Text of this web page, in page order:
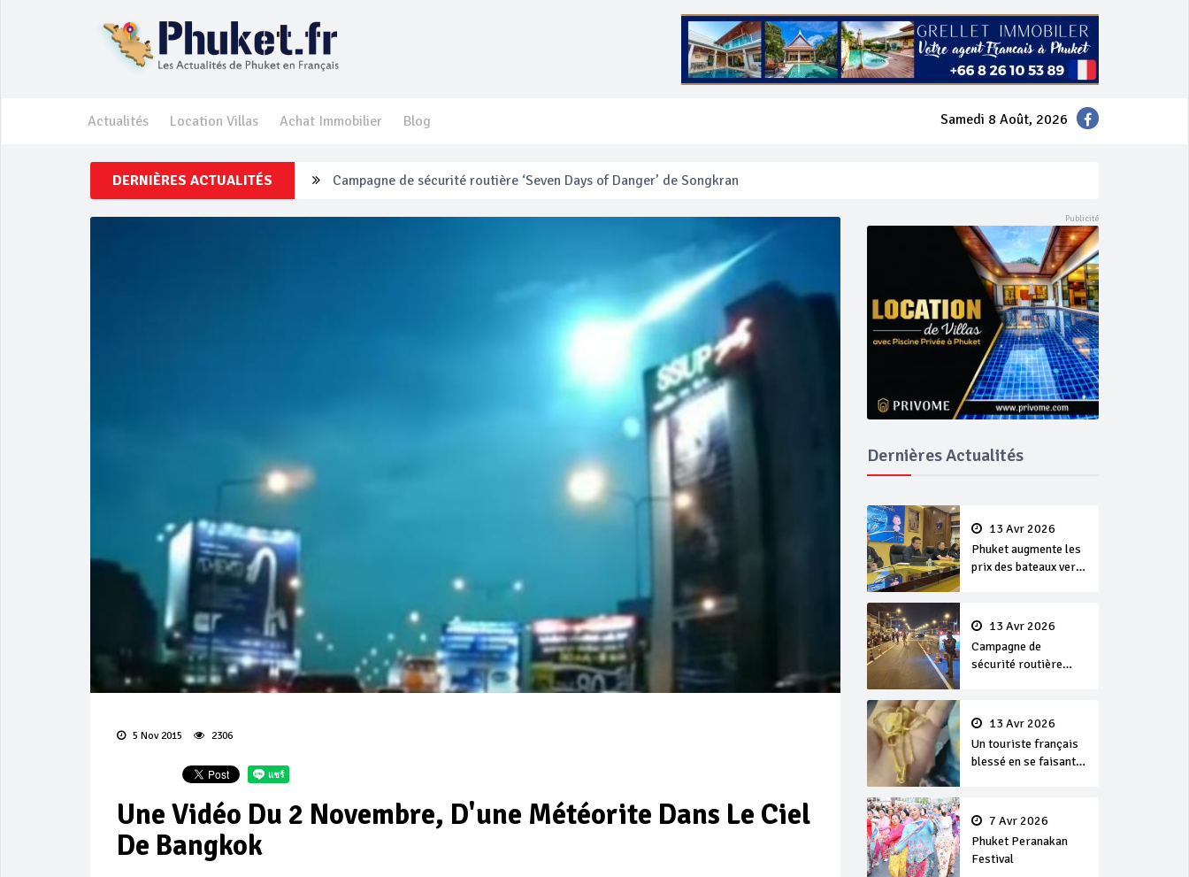
Actualités Location Villas Achat Immobilier Blog Samedi 8 Août, 2026
DERNIÈRES ACTUALITÉS Campagne de sécurité routière ‘Seven Days of Danger’ de Songkran
Un touriste français blessé en se faisant arracher son collier en or
‘Phuket Eye’ assurera la sécurité pendant Songkran
Phuket augmente les prix des bateaux vers Koh Phi Phi et des excursions en mer
5 Nov 2015 2306
Une Vidéo Du 2 Novembre, D'une Météorite Dans Le Ciel
De Bangkok
Dernières Actualités
13 Avr 2026
Phuket augmente les
prix des bateaux vers
13 Avr 2026
Campagne de
sécurité routière
13 Avr 2026
Un touriste français
blessé en se faisant
7 Avr 2026
Phuket Peranakan
Festival